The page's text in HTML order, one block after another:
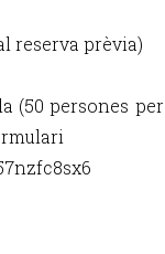
reserva prèvia)
(50 persones per